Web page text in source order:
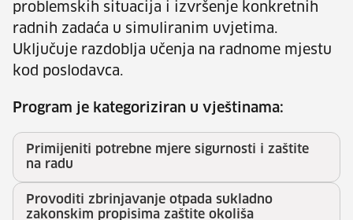
problemskih situacija i izvršenje konkretnih
radnih zadaća u simuliranim uvjetima.
Uključuje razdoblja učenja na radnome mjestu
kod poslodavca.
Program je kategoriziran u vještinama:
Primijeniti potrebne mjere sigurnosti i zaštite
na radu
Provoditi zbrinjavanje otpada sukladno
zakonskim propisima zaštite okoliša